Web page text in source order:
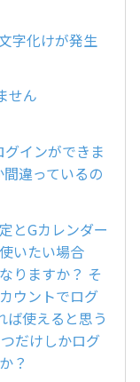
字化けが発生
せん
インができま
違っているの
とGカレンダー
いたい場合
りますか？ そ
ウントでログ
ば使えると思う
だけしかログ
？